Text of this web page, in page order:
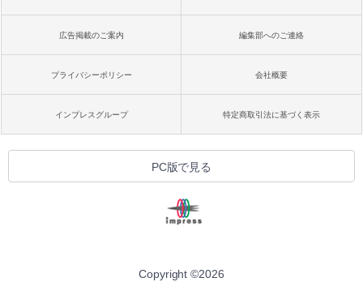
広告掲載のご案内 編集部へのご連絡
プライバシーポリシー 会社概要
インプレスグループ 特定商取引法に基づく表示
PC版で見る
Copyright ©2026